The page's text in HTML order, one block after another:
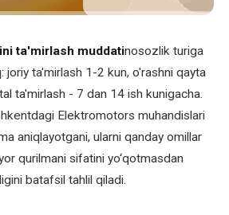
ta'mirlash muddatinosozlik turiga
joriy ta'mirlash 1-2 kun, o'rashni qayta
ta'mirlash - 7 dan 14 ish kunigacha.
Elektromotors muhandislari
aniqlayotgani, ularni qanday omillar
qurilmani sifatini yo‘qotmasdan
batafsil tahlil qiladi.